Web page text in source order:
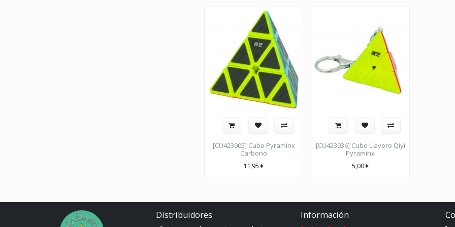
[CU423005] Cubo Pyraminx
Carbono
11,95 €
[CU423036] Cubo Llavero Qiyi
Pyraminx
5,00€
Distribuidores Información